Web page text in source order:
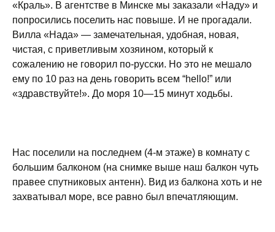
«Краль». В агентстве в Минске мы заказали «Наду» и
попросились поселить нас повыше. И не прогадали.
Вилла «Нада» — замечательная, удобная, новая,
чистая, с приветливым хозяином, который к
сожалению не говорил по-русски. Но это не мешало
ему по 10 раз на день говорить всем “hello!” или
«здравствуйте!». До моря 10—15 минут ходьбы.
Нас поселили на последнем (4-м этаже) в комнату с
большим балконом (на снимке выше наш балкон чуть
правее спутниковых антенн). Вид из балкона хоть и не
захватывал море, все равно был впечатляющим.